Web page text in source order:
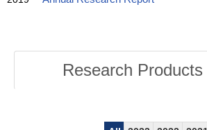
Research Products